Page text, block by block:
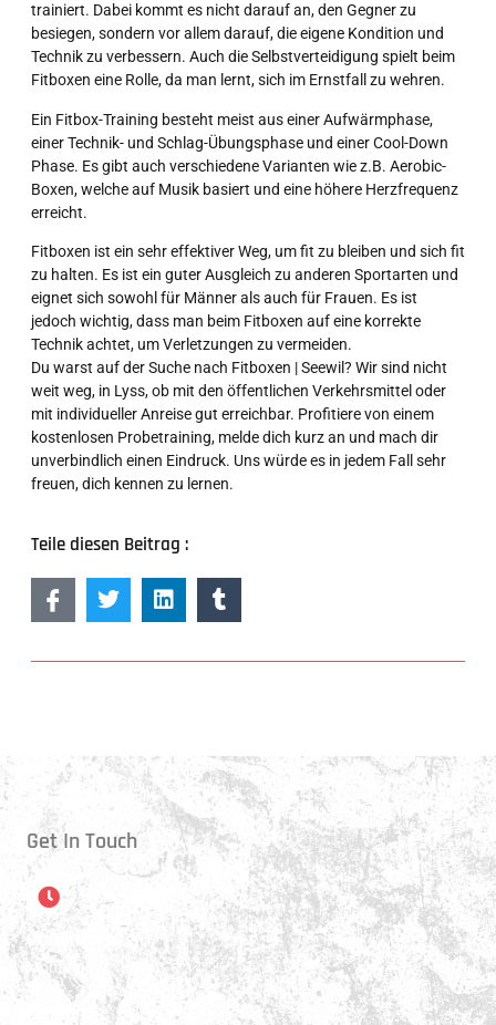
trainiert. Dabei kommt es nicht darauf an, den Gegner zu
besiegen, sondern vor allem darauf, die eigene Kondition und
Technik zu verbessern. Auch die Selbstverteidigung spielt beim
Fitboxen eine Rolle, da man lernt, sich im Ernstfall zu wehren.
Ein Fitbox-Training besteht meist aus einer Aufwärmphase,
einer Technik- und Schlag-Übungsphase und einer Cool-Down
Phase. Es gibt auch verschiedene Varianten wie z.B. Aerobic-
Boxen, welche auf Musik basiert und eine höhere Herzfrequenz
erreicht.
Fitboxen ist ein sehr effektiver Weg, um fit zu bleiben und sich fit
zu halten. Es ist ein guter Ausgleich zu anderen Sportarten und
eignet sich sowohl für Männer als auch für Frauen. Es ist
jedoch wichtig, dass man beim Fitboxen auf eine korrekte
Technik achtet, um Verletzungen zu vermeiden.
Du warst auf der Suche nach Fitboxen | Seewil? Wir sind nicht
weit weg, in Lyss, ob mit den öffentlichen Verkehrsmittel oder
mit individueller Anreise gut erreichbar. Profitiere von einem
kostenlosen Probetraining, melde dich kurz an und mach dir
unverbindlich einen Eindruck. Uns würde es in jedem Fall sehr
freuen, dich kennen zu lernen.
Teile diesen Beitrag :
Get In Touch
Öffnungszeiten
Montag:
17:15 - 21:00 Uhr
Mittwoch: